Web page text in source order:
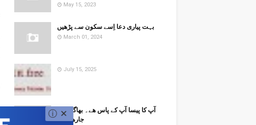
ⓘ ✕
May 15, 2023
بہت پیاری دعا اِسے سکون سے پڑھیں
March 01, 2024
July 15, 2025
آپ کا پیسا آپ کے پاس ھے۔ بھاگا نہیں
جارھا ھے۔